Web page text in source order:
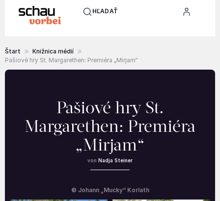
HĽADAŤ
Štart
Knižnica médií
Pašiové hry St. Margarethen: Premiéra „Mirjam“
Pašiové hry St.
Margarethen: Premiéra
„Mirjam“
Nadja Steiner
© Johann „Mucky“ Korlath